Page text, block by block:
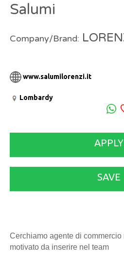
Salumi
Company/Brand:
www.salumilorenzi.it
Lombardy
APPLY
SAVE
Cerchiamo agente di
motivato da inserire nel team